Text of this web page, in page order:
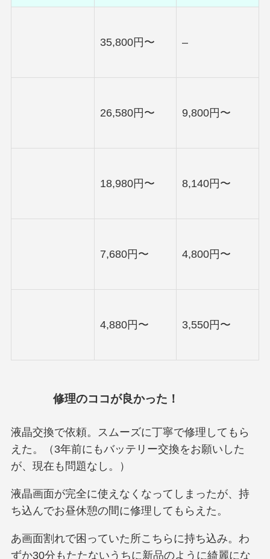
35,800円〜 –
26,580円〜 9,800円〜
18,980円〜 8,140円〜
7,680円〜 4,800円〜
4,880円〜 3,550円〜
修理のココが良かった！
液晶交換で依頼。スムーズに丁寧で修理してもら
えた。（3年前にもバッテリー交換をお願いした
が、現在も問題なし。）
液晶画面が完全に使えなくなってしまったが、持
ち込んでお昼休憩の間に修理してもらえた。
あ画面割れで困っていた所こちらに持ち込み。わ
ずか30分もたたないうちに新品のように綺麗にな